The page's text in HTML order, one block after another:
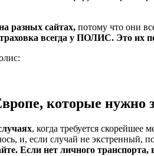
разных сайтах, потому что они
всегда у ПОЛИС. Это их
которые нужно
, когда требуется
и, если случай не
Если нет личного транспорта,